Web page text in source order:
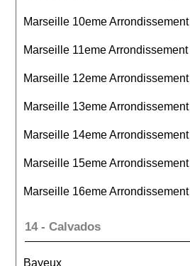
Marseille 10eme Arrondissement
Marseille 11eme Arrondissement
Marseille 12eme Arrondissement
Marseille 13eme Arrondissement
Marseille 14eme Arrondissement
Marseille 15eme Arrondissement
Marseille 16eme Arrondissement
14 - Calvados
Bayeux